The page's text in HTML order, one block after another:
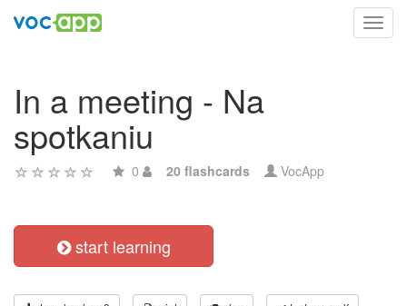
In a meeting - Na
spotkaniu
0 20 flashcards VocApp
start learning